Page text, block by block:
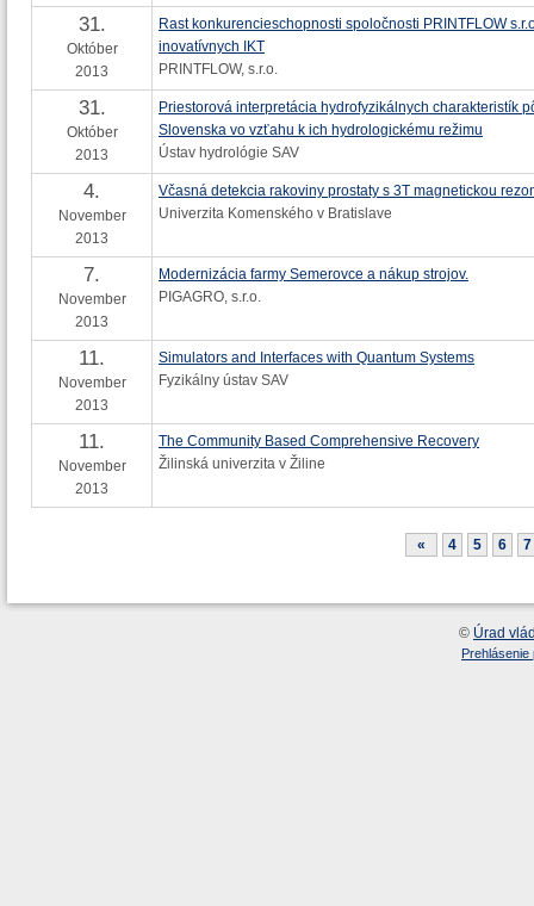
31.
Október
2013
Rast konkurencieschopnosti spoločnosti PRINTFLOW
inovatívnych IKT
PRINTFLOW, s.r.o.
31.
Október
2013
Priestorová interpretácia hydrofyzikálnych charakteristík
Slovenska vo vzťahu k ich hydrologickému režimu
Ústav hydrológie SAV
4.
November
2013
Včasná detekcia rakoviny prostaty s 3T magnetickou
Univerzita Komenského v Bratislave
7.
November
2013
Modernizácia farmy Semerovce a nákup strojov.
PIGAGRO, s.r.o.
11.
November
2013
Simulators and Interfaces with Quantum Systems
Fyzikálny ústav SAV
11.
November
2013
The Community Based Comprehensive Recovery
Žilinská univerzita v Žiline
« 4 5 6 7
© Úrad